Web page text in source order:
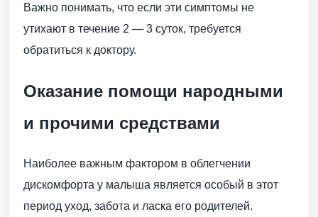
Важно понимать, что если эти симптомы не
утихают в течение 2 — 3 суток, требуется
обратиться к доктору.
Оказание помощи народными
и прочими средствами
Наиболее важным фактором в облегчении
дискомфорта у малыша является особый в этот
период уход, забота и ласка его родителей.